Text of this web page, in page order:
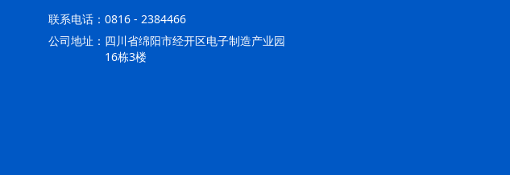
联系电话： 0816 - 2384466
公司地址： 四川省绵阳市经开区电子制造产业园
16栋3楼